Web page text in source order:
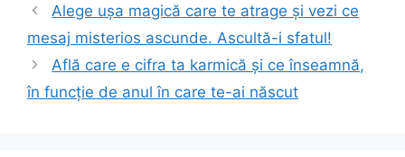
Alege ușa magică care te atrage și vezi ce
mesaj misterios ascunde. Ascultă-i sfatul!
Află care e cifra ta karmică și ce înseamnă,
în funcție de anul în care te-ai născut